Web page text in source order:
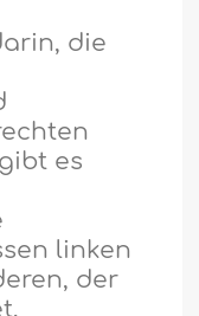
die
es
linken
der